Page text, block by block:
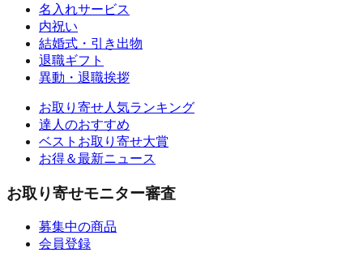
名入れサービス
内祝い
結婚式・引き出物
退職ギフト
異動・退職挨拶
お取り寄せ人気ランキング
達人のおすすめ
ベストお取り寄せ大賞
お得＆最新ニュース
お取り寄せモニター審査
募集中の商品
会員登録